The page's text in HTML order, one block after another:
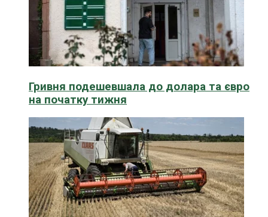
Гривня подешевшала до долара та євро
на початку тижня